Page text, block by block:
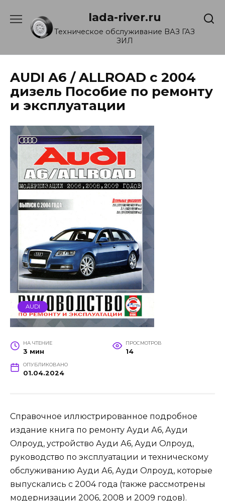
содержанию
lada-river.ru
Техническое обслуживание ВАЗ ГАЗ
ЗИЛ
AUDI A6 / ALLROAD с 2004
дизель Пособие по ремонту
и эксплуатации
AUDI
НА ЧТЕНИЕ
3 мин
ПРОСМОТРОВ
14
ОПУБЛИКОВАНО
01.04.2024
Справочное иллюстрированное подробное
издание книга по ремонту Ауди А6, Ауди
Олроуд, устройство Ауди А6, Ауди Олроуд,
руководство по эксплуатации и техническому
обслуживанию Ауди А6, Ауди Олроуд, которые
выпускались с 2004 года (также рассмотрены
модернизации 2006, 2008 и 2009 годов).